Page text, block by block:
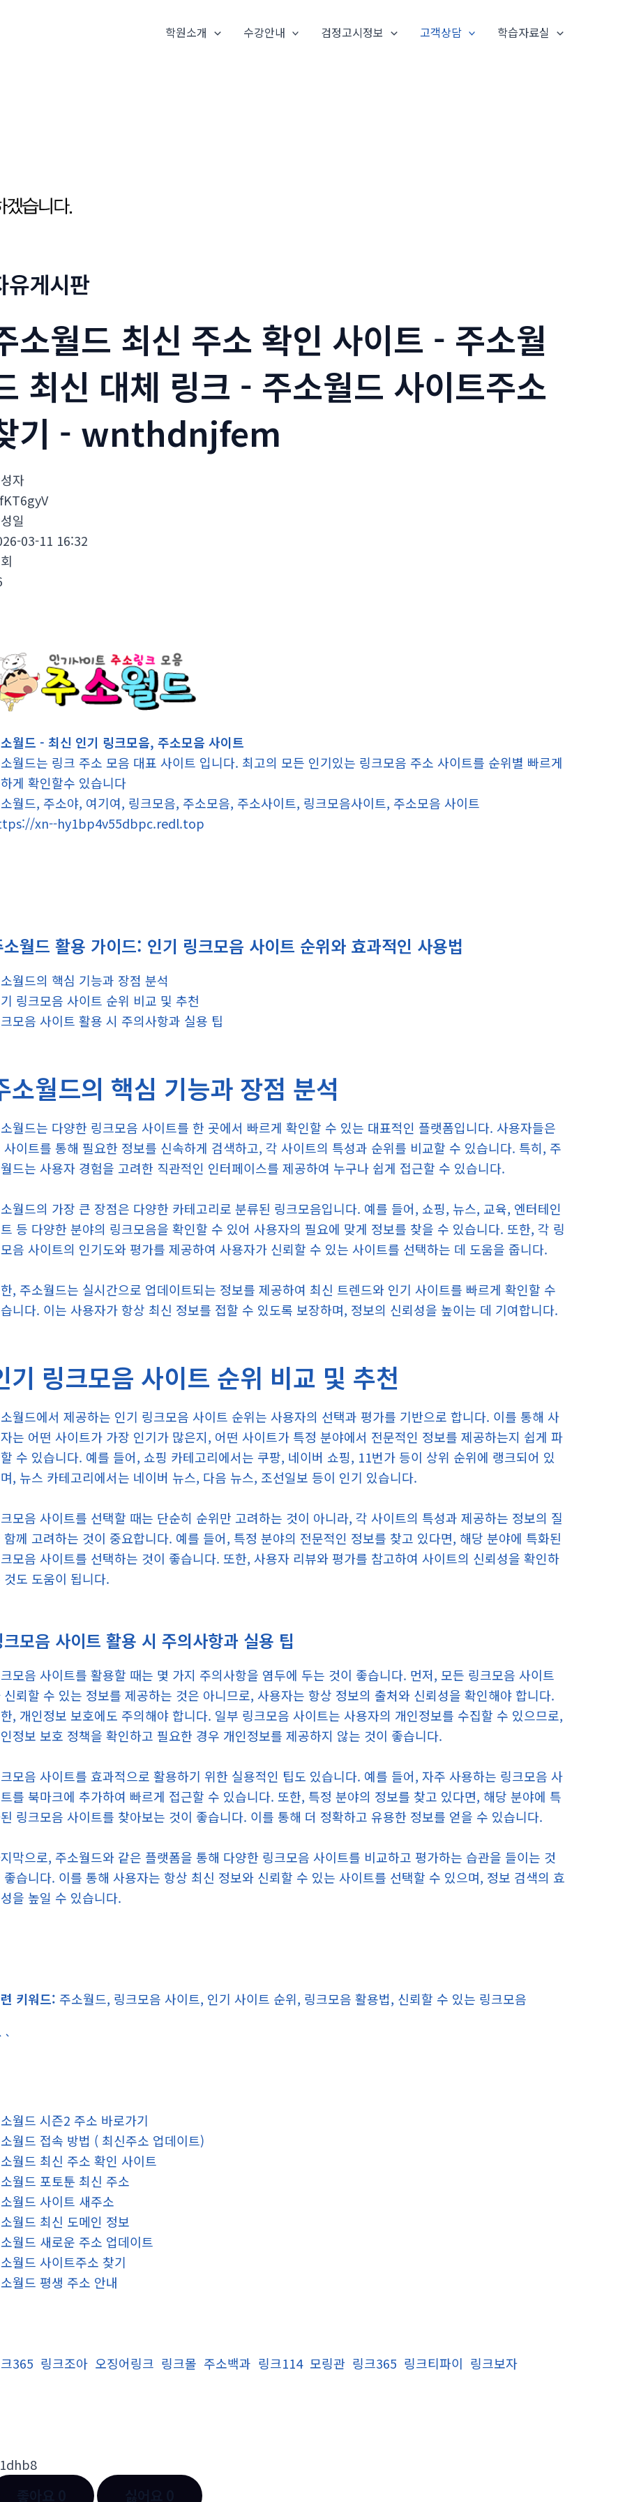
학원소개 수강안내 검정고시정보 고객상담 학습자료실
유게시판
소월드 최신 주소 확인 사이트 - 주소월
최신 대체 링크 - 주소월드 사이트주소
기 - wnthdnjfem
자
일
03-11 16:32
월드 - 최신 인기 링크모음, 주소모음 사이트
월드는 링크 주소 모음 대표 사이트 입니다. 최고의 모든 인기있는 링크모음 주소 사이트를 순위별 빠르게
게 확인할수 있습니다
월드, 주소야, 여기여, 링크모음, 주소모음, 주소사이트, 링크모음사이트, 주소모음 사이트
xn--hy1bp4v55dbpc.redl.top
월드 활용 가이드: 인기 링크모음 사이트 순위와 효과적인 사용법
월드의 핵심 기능과 장점 분석
링크모음 사이트 순위 비교 및 추천
모음 사이트 활용 시 주의사항과 실용 팁
소월드의 핵심 기능과 장점 분석
월드는 다양한 링크모음 사이트를 한 곳에서 빠르게 확인할 수 있는 대표적인 플랫폼입니다. 사용자들은
사이트를 통해 필요한 정보를 신속하게 검색하고, 각 사이트의 특성과 순위를 비교할 수 있습니다. 특히, 주
드는 사용자 경험을 고려한 직관적인 인터페이스를 제공하여 누구나 쉽게 접근할 수 있습니다.
월드의 가장 큰 장점은 다양한 카테고리로 분류된 링크모음입니다. 예를 들어, 쇼핑, 뉴스, 교육, 엔터테인
등 다양한 분야의 링크모음을 확인할 수 있어 사용자의 필요에 맞게 정보를 찾을 수 있습니다. 또한, 각 링
음 사이트의 인기도와 평가를 제공하여 사용자가 신뢰할 수 있는 사이트를 선택하는 데 도움을 줍니다.
, 주소월드는 실시간으로 업데이트되는 정보를 제공하여 최신 트렌드와 인기 사이트를 빠르게 확인할 수
니다. 이는 사용자가 항상 최신 정보를 접할 수 있도록 보장하며, 정보의 신뢰성을 높이는 데 기여합니다.
기 링크모음 사이트 순위 비교 및 추천
월드에서 제공하는 인기 링크모음 사이트 순위는 사용자의 선택과 평가를 기반으로 합니다. 이를 통해 사
는 어떤 사이트가 가장 인기가 많은지, 어떤 사이트가 특정 분야에서 전문적인 정보를 제공하는지 쉽게 파
수 있습니다. 예를 들어, 쇼핑 카테고리에서는 쿠팡, 네이버 쇼핑, 11번가 등이 상위 순위에 랭크되어 있
, 뉴스 카테고리에서는 네이버 뉴스, 다음 뉴스, 조선일보 등이 인기 있습니다.
모음 사이트를 선택할 때는 단순히 순위만 고려하는 것이 아니라, 각 사이트의 특성과 제공하는 정보의 질
함께 고려하는 것이 중요합니다. 예를 들어, 특정 분야의 전문적인 정보를 찾고 있다면, 해당 분야에 특화된
모음 사이트를 선택하는 것이 좋습니다. 또한, 사용자 리뷰와 평가를 참고하여 사이트의 신뢰성을 확인하
것도 도움이 됩니다.
크모음 사이트 활용 시 주의사항과 실용 팁
모음 사이트를 활용할 때는 몇 가지 주의사항을 염두에 두는 것이 좋습니다. 먼저, 모든 링크모음 사이트
신뢰할 수 있는 정보를 제공하는 것은 아니므로, 사용자는 항상 정보의 출처와 신뢰성을 확인해야 합니다.
, 개인정보 보호에도 주의해야 합니다. 일부 링크모음 사이트는 사용자의 개인정보를 수집할 수 있으므로,
정보 보호 정책을 확인하고 필요한 경우 개인정보를 제공하지 않는 것이 좋습니다.
모음 사이트를 효과적으로 활용하기 위한 실용적인 팁도 있습니다. 예를 들어, 자주 사용하는 링크모음 사
를 북마크에 추가하여 빠르게 접근할 수 있습니다. 또한, 특정 분야의 정보를 찾고 있다면, 해당 분야에 특
링크모음 사이트를 찾아보는 것이 좋습니다. 이를 통해 더 정확하고 유용한 정보를 얻을 수 있습니다.
막으로, 주소월드와 같은 플랫폼을 통해 다양한 링크모음 사이트를 비교하고 평가하는 습관을 들이는 것
좋습니다. 이를 통해 사용자는 항상 최신 정보와 신뢰할 수 있는 사이트를 선택할 수 있으며, 정보 검색의 효
을 높일 수 있습니다.
키워드: 주소월드, 링크모음 사이트, 인기 사이트 순위, 링크모음 활용법, 신뢰할 수 있는 링크모음
월드 시즌2 주소 바로가기
월드 접속 방법 ( 최신주소 업데이트)
월드 최신 주소 확인 사이트
월드 포토툰 최신 주소
월드 사이트 새주소
월드 최신 도메인 정보
월드 새로운 주소 업데이트
월드 사이트주소 찾기
월드 평생 주소 안내
365 링크조아 오징어링크 링크몰 주소백과 링크114 모링관 링크365 링크티파이 링크보자